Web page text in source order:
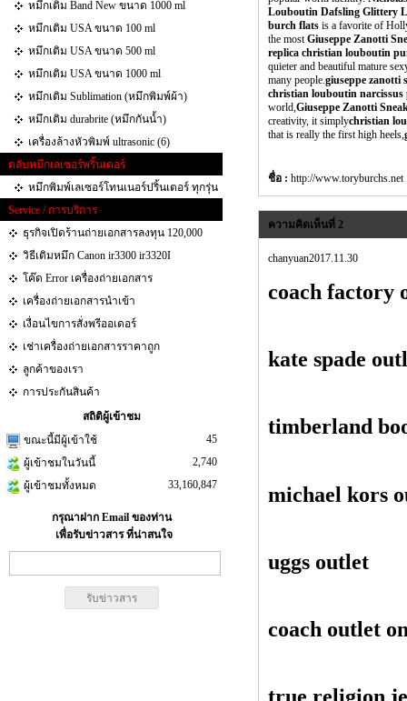
หมึกเติม Band New ขนาด 1000 ml
หมึกเติม USA ขนาด 100 ml
หมึกเติม USA ขนาด 500 ml
หมึกเติม USA ขนาด 1000 ml
หมึกเติม Sublimation (หมึกพิมพ์ผ้า)
หมึกเติม durabrite (หมึกกันน้ำ)
เครื่องล้างหัวพิมพ์ ultrasonic (6)
ตลับหมึกเลเซอร์พริ้นเตอร์
หมึกพิมพ์เลเซอร์โทนเนอร์ปริ้นเตอร์ ทุกรุ่น
Service / การบริการ
ธุรกิจเปิดร้านถ่ายเอกสารลงทุน 120,000
วิธีเติมหมึก Canon ir3300 ir3320I
โค๊ด Error เครื่องถ่ายเอกสาร
เครื่องถ่ายเอกสารนำเข้า
เงื่อนไขการสั่งพรีออเดอร์
เช่าเครื่องถ่ายเอกสารราคาถูก
ลูกค้าของเรา
การประกันสินค้า
สถิติผู้เข้าชม
ขณะนี้มีผู้เข้าใช้
45
ผู้เข้าชมในวันนี้
2,740
ผู้เข้าชมทั้งหมด
33,160,847
กรุณาฝาก Email ของท่าน
เพื่อรับข่าวสาร ที่น่าสนใจ
Louboutin Dafsling Glittery
burch flats is a favorite of
the mostGiuseppe Zanotti
replica christian louboutin
quieter and beautiful mature
many people.giuseppe zanotti
christian louboutin narcissus
world,Giuseppe Zanotti
creativity, it simplychristian
that is really the first high heels,
ชื่อ : http://
ความคิดเห็นที่ 2
chanyuan2017.11.30
coach factory
kate spade
timberland
michael kors
uggs outlet
coach outlet